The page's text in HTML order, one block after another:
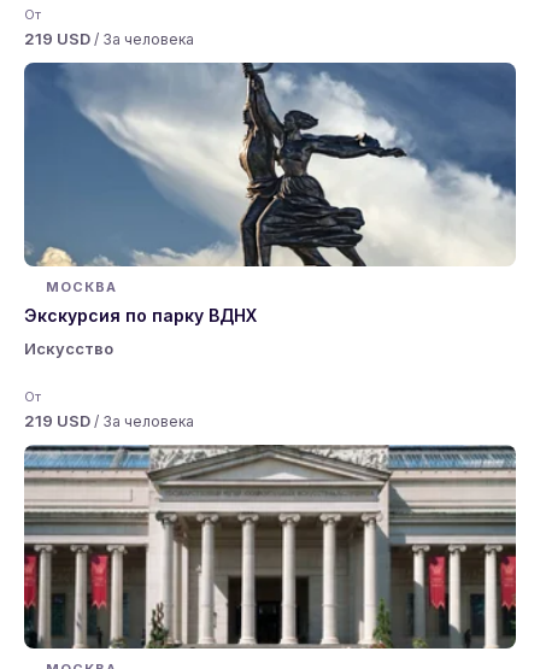
От
219 USD / За человека
МОСКВА
Экскурсия по парку ВДНХ
Искусство
От
219 USD / За человека